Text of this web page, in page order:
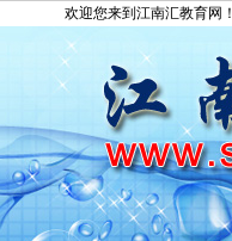
欢迎您来到江南汇教育网！